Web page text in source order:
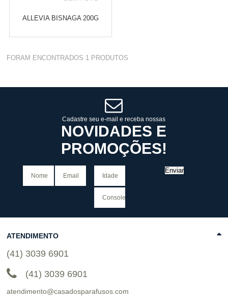
ALLEVIA BISNAGA 200G
Varejo: R$ 4.050,70
10 x de R$ 255,09
FORAM ENCONTRADOS 1 PRODUTOS
Cadastre seu e-mail e receba nossas
NOVIDADES E
PROMOÇÕES!
Enviar
ATENDIMENTO
(41) 3039 6901
(41) 3039 6901
atendimento@casadosparafusos.com